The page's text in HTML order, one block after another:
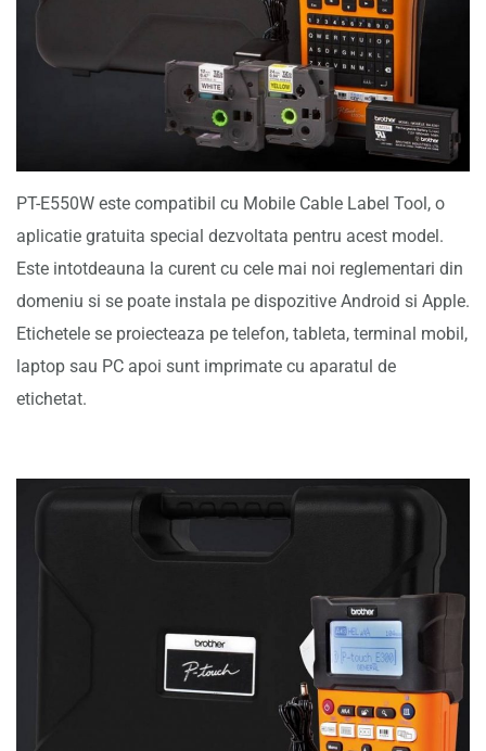
PT-E550W este compatibil cu Mobile Cable Label Tool, o
aplicatie gratuita special dezvoltata pentru acest model.
Este intotdeauna la curent cu cele mai noi reglementari din
domeniu si se poate instala pe dispozitive Android si Apple.
Etichetele se proiecteaza pe telefon, tableta, terminal mobil,
laptop sau PC apoi sunt imprimate cu aparatul de
etichetat.